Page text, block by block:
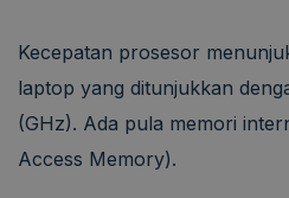
Kecepatan prosesor
laptop yang ditunjukkan
(GHz). Ada pula memori
Access Memory).